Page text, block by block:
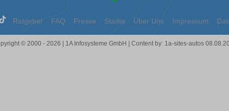
Ratgeber FAQ Presse Städte Über Uns Impressum
© 2000 - 2026 | 1A Infosysteme GmbH | Content by: 1a-sites-autos